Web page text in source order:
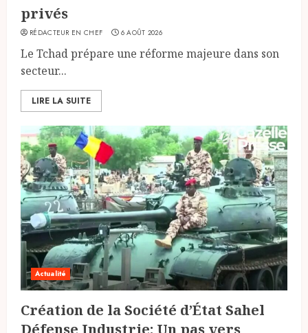
privés
RÉDACTEUR EN CHEF 6 AOÛT 2026
Le Tchad prépare une réforme majeure dans son
secteur...
LIRE LA SUITE
Actualité
Création de la Société d’État Sahel
Défense Industrie: Un pas vers